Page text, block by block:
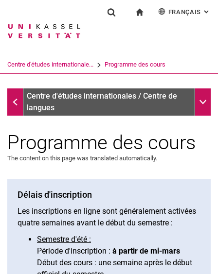
Jump directly to: content
Jump directly to: search
Jump directly to: main
Search term
Search (opens an external link in a
FRANÇAIS :
Centre d'études internationale... Programme des cours
Centre d'études internationales / Centre de langues
Centre d'études internationales / Centre de
langues
Arabe
Communication interculturelle
Travail journalistique
Programme des cours
The content on this page was translated automatically.
Délais d'inscription
Les inscriptions en ligne sont généralement activées
quatre semaines avant le début du semestre :
Semestre d'été :
Période d'inscription : à partir de mi-mars
Début des cours : une semaine après le début